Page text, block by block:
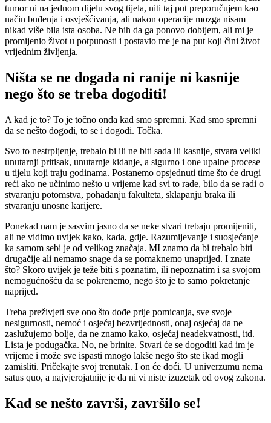
tumor ni na jednom dijelu svog tijela, niti taj put preporučujem kao
način buđenja i osvješćivanja, ali nakon operacije mozga nisam
nikad više bila ista osoba. Ne bih da ga ponovo dobijem, ali mi je
promijenio život u potpunosti i postavio me je na put koji čini život
vrijednim življenja.
Ništa se ne događa ni ranije ni kasnije
nego što se treba dogoditi!
A kad je to? To je točno onda kad smo spremni. Kad smo spremni
da se nešto dogodi, to se i dogodi. Točka.
Svo to nestrpljenje, trebalo bi ili ne biti sada ili kasnije, stvara veliki
unutarnji pritisak, unutarnje kidanje, a sigurno i one upalne procese
u tijelu koji traju godinama. Postanemo opsjednuti time što će drugi
reći ako ne učinimo nešto u vrijeme kad svi to rade, bilo da se radi o
stvaranju potomstva, pohađanju fakulteta, sklapanju braka ili
stvaranju unosne karijere.
Ponekad nam je sasvim jasno da se neke stvari trebaju promijeniti,
ali ne vidimo uvijek kako, kada, gdje. Razumijevanje i suosjećanje
ka samom sebi je od velikog značaja. MI znamo da bi trebalo biti
drugačije ali nemamo snage da se pomaknemo unaprijed. I znate
što? Skoro uvijek je teže biti s poznatim, ili nepoznatim i sa svojom
nemogućnošću da se pokrenemo, nego što je to samo pokretanje
naprijed.
Treba preživjeti sve ono što dođe prije pomicanja, sve svoje
nesigurnosti, nemoć i osjećaj bezvrijednosti, onaj osjećaj da ne
zaslužujemo bolje, da ne znamo kako, osjećaj neadekvatnosti, itd.
Lista je podugačka. No, ne brinite. Stvari će se dogoditi kad im je
vrijeme i može sve ispasti mnogo lakše nego što ste ikad mogli
zamisliti. Pričekajte svoj trenutak. I on će doći. U univerzumu nema
satus quo, a najvjerojatnije je da ni vi niste izuzetak od ovog zakona.
Kad se nešto završi, završilo se!